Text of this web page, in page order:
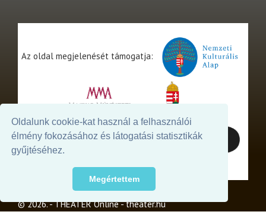
Oldalunk cookie-kat használ a felhasználói
élmény fokozásához és látogatási statisztikák
gyűjtéséhez.
Megértettem
Az oldal megjelenését támogatja:
© 2026. - THEATER Online -theater.hu